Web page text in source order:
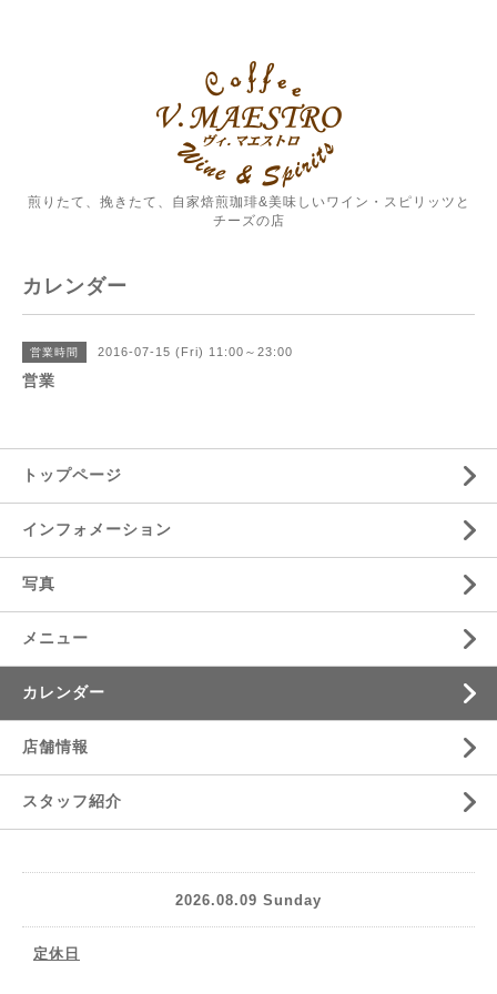
煎りたて、挽きたて、自家焙煎珈琲&美味しいワイン・スピリッツと
チーズの店
カレンダー
営業時間 2016-07-15 (Fri) 11:00～23:00
営業
トップページ
インフォメーション
写真
メニュー
カレンダー
店舗情報
スタッフ紹介
2026.08.09 Sunday
定休日